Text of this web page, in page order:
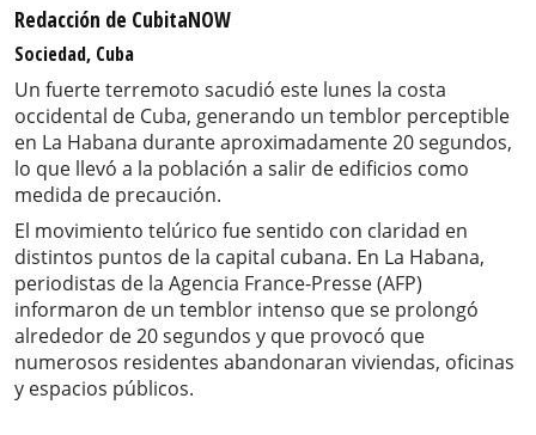
Redacción de CubitaNOW
Sociedad, Cuba
Un fuerte terremoto sacudió este lunes la costa
occidental de Cuba, generando un temblor perceptible
en La Habana durante aproximadamente 20 segundos,
lo que llevó a la población a salir de edificios como
medida de precaución.
El movimiento telúrico fue sentido con claridad en
distintos puntos de la capital cubana. En La Habana,
periodistas de la Agencia France-Presse (AFP)
informaron de un temblor intenso que se prolongó
alrededor de 20 segundos y que provocó que
numerosos residentes abandonaran viviendas, oficinas
y espacios públicos.